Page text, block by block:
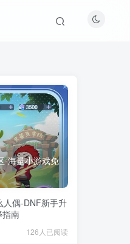
-海量小游戏免
人偶-DNF新手升
指南
126人已阅读